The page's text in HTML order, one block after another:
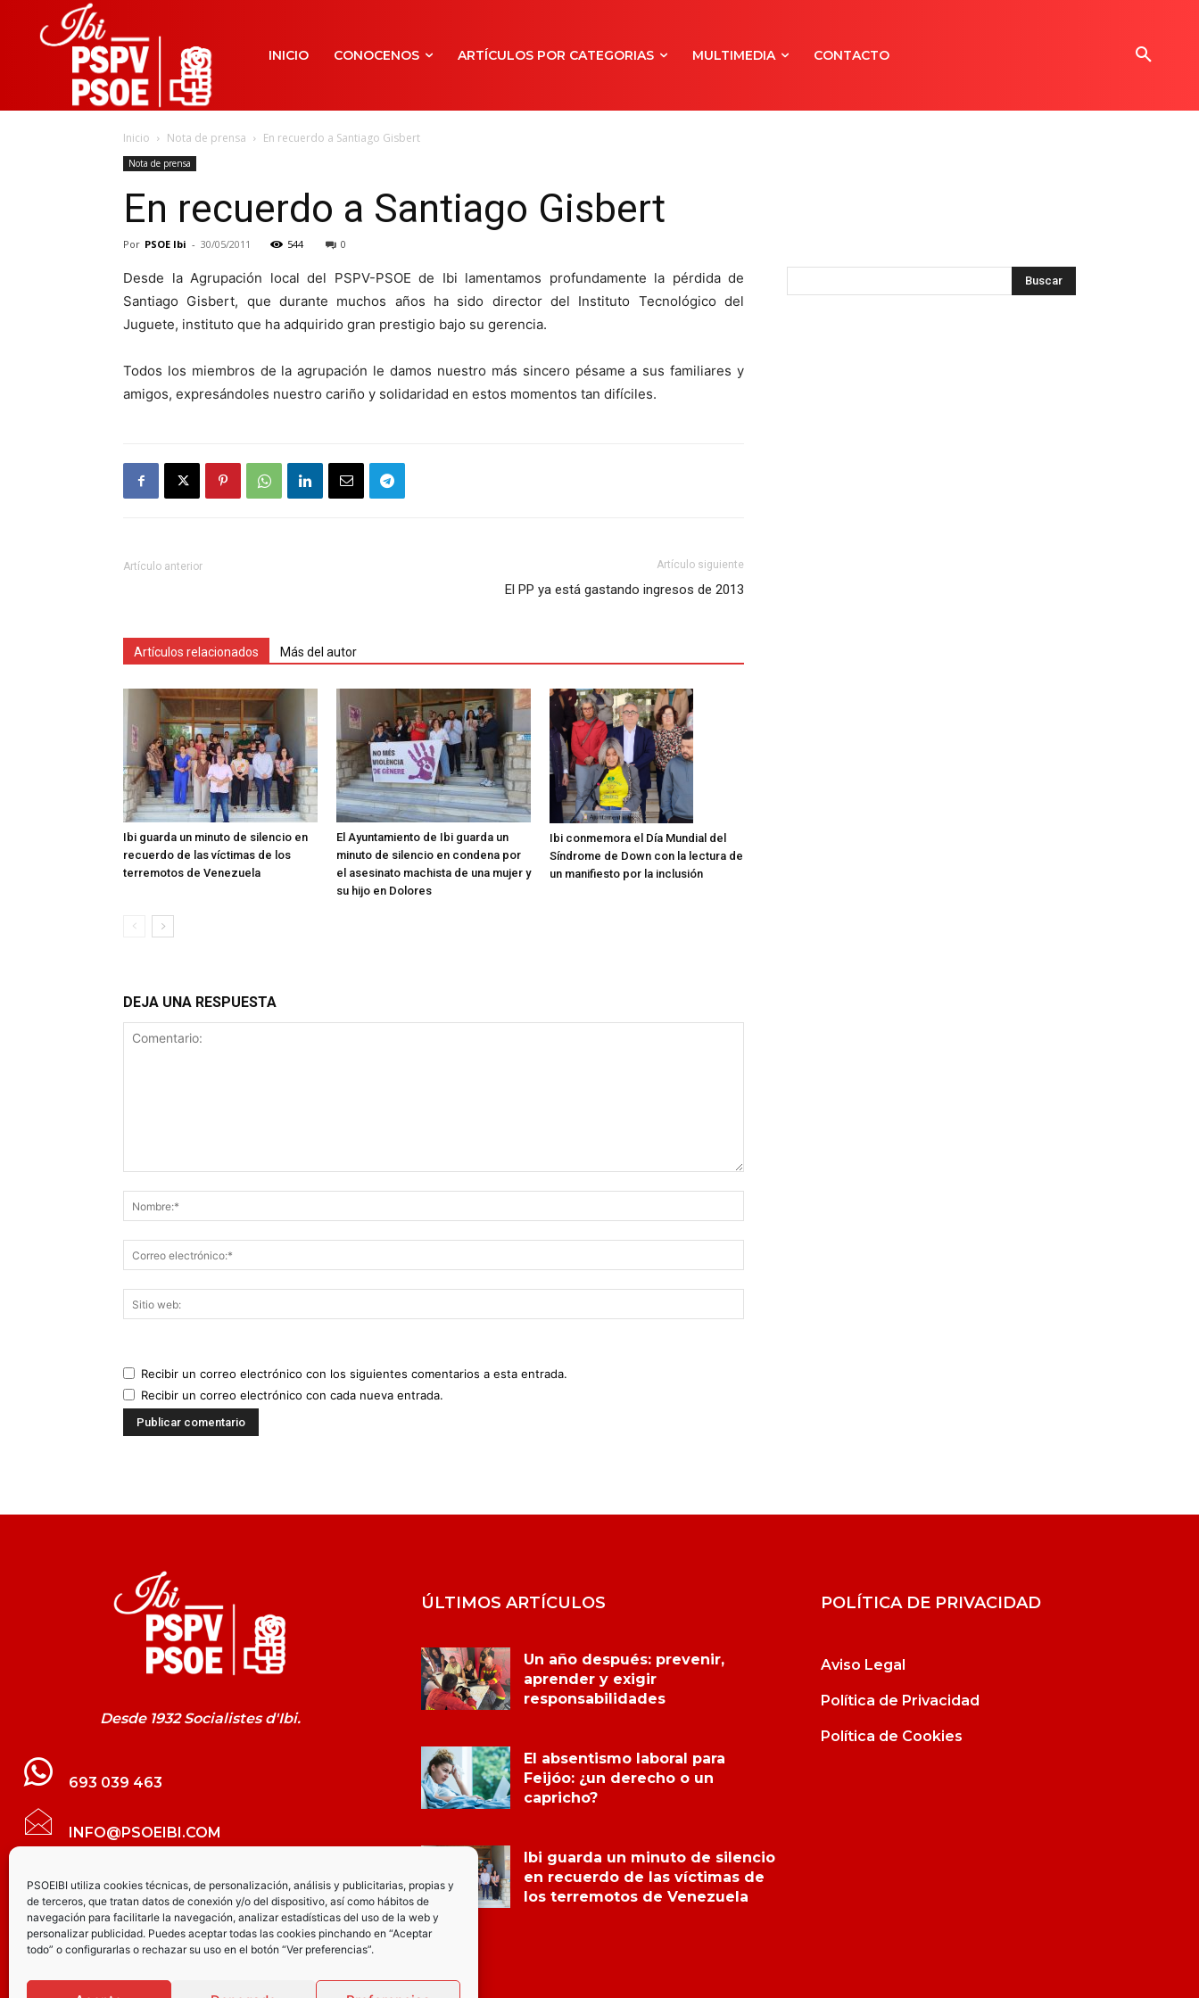
PSOEIBI utiliza cookies técnicas, de personalización, análisis y publicitarias, propias y
de terceros, que tratan datos de conexión y/o del dispositivo, así como hábitos de
navegación para facilitarle la navegación, analizar estadísticas del uso de la web y
personalizar publicidad. Puedes aceptar todas las cookies pinchando en “Aceptar
todo” o configurarlas o rechazar su uso en el botón “Ver preferencias”.
INICIO CONOCENOS ARTÍCULOS POR CATEGORIAS MULTIMEDIA CONTACTO
Inicio Nota de prensa En recuerdo a Santiago Gisbert
Nota de prensa
En recuerdo a Santiago Gisbert
Por PSOE Ibi - 30/05/2011 544 0
Desde la Agrupación local del PSPV-PSOE de Ibi lamentamos profundamente la pérdida de
Santiago Gisbert, que durante muchos años ha sido director del Instituto Tecnológico del
Juguete, instituto que ha adquirido gran prestigio bajo su gerencia.
Todos los miembros de la agrupación le damos nuestro más sincero pésame a sus familiares y
amigos, expresándoles nuestro cariño y solidaridad en estos momentos tan difíciles.
Artículo anterior Artículo siguiente
El PP ya está gastando ingresos de 2013
Artículos relacionados Más del autor
Ibi guarda un minuto de silencio en
recuerdo de las víctimas de los
terremotos de Venezuela
El Ayuntamiento de Ibi guarda un
minuto de silencio en condena por
el asesinato machista de una mujer y
su hijo en Dolores
Ibi conmemora el Día Mundial del
Síndrome de Down con la lectura de
un manifiesto por la inclusión
DEJA UNA RESPUESTA
Recibir un correo electrónico con los siguientes comentarios a esta entrada.
Recibir un correo electrónico con cada nueva entrada.
Desde 1932 Socialistes d'Ibi.
693 039 463
INFO@PSOEIBI.COM
GRUPO MUNICIPAL SOCIALISTA DE IBI C/
LES ERES, 48 – 3º - DESPACHO PSOE
PARTIDO SOCIALISTA DE IBI AV.
JOAQUÍN VILANOVA, 8 - BAJO
ÚLTIMOS ARTÍCULOS
Un año después: prevenir,
aprender y exigir
responsabilidades
El absentismo laboral para
Feijóo: ¿un derecho o un
capricho?
Ibi guarda un minuto de silencio
en recuerdo de las víctimas de
los terremotos de Venezuela
POLÍTICA DE PRIVACIDAD
Aviso Legal
Política de Privacidad
Política de Cookies